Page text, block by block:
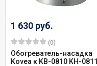
1 630 руб.
(0)
Обогреватель-насадка
Kovea к KB-0810 KH-0811